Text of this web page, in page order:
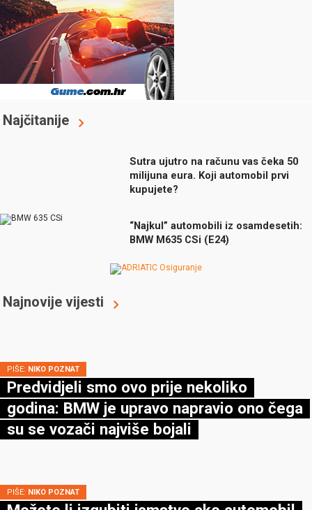
Najčitanije
Sutra ujutro na računu vas čeka 50
milijuna eura. Koji automobil prvi
kupujete?
“Najkul” automobili iz osamdesetih:
BMW M635 CSi (E24)
Najnovije vijesti
PIŠE: NIKO POZNAT
Predvidjeli smo ovo prije nekoliko
godina: BMW je upravo napravio ono čega
su se vozači najviše bojali
PIŠE: NIKO POZNAT